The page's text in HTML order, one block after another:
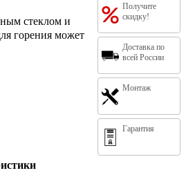
Получите
скидку!
Доставка по
всей России
Монтаж
Гарантия
стеклом и
горения может